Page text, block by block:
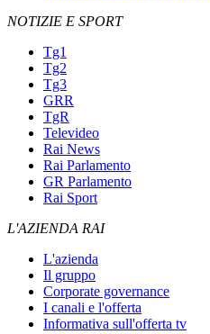
NOTIZIE E SPORT
Tg1
Tg2
Tg3
GRR
TgR
Televideo
Rai News
Rai Parlamento
GR Parlamento
Rai Sport
L'AZIENDA RAI
L'azienda
Il gruppo
Corporate governance
I canali e l'offerta
Informativa sull'offerta tv